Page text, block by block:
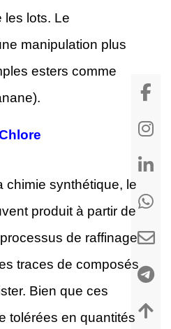
les lots. Le
manipulation plus
esters comme
chimie synthétique, le
produit à partir de
de raffinage
traces de composés
Bien que ces
tolérées en quantités